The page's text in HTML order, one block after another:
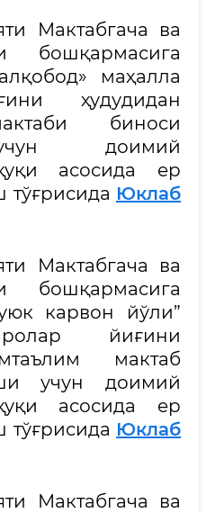
Мактабгача ва
бошқармасига
маҳалла
ҳудудидан
биноси
доимий
асосида ер
Юклаб
Мактабгача ва
бошқармасига
карвон йўли”
йиғини
мактаб
учун доимий
асосида ер
Юклаб
Мактабгача ва